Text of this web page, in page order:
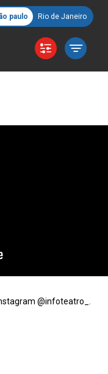
paulo Rio de Janeiro
@infoteatro_.